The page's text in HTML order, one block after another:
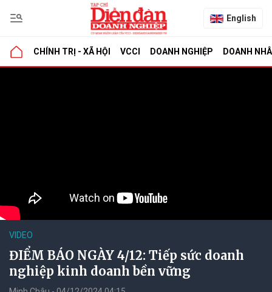
English
CHÍNH TRỊ - XÃ HỘI VCCI DOANH NGHIỆP DOANH
VIDEO
ĐIỂM BÁO NGÀY 4/12: Tiếp sức doanh
nghiệp kinh doanh bền vững